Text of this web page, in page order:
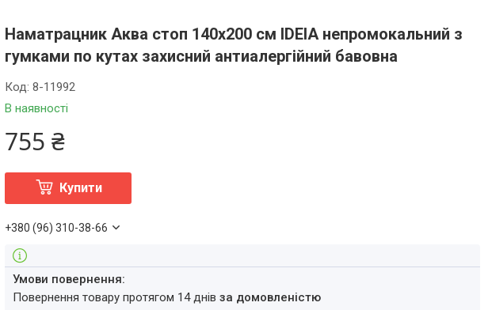
Наматрацник Аква стоп 140х200 см IDEIA непромокальний з
гумками по кутах захисний антиалергійний бавовна
В наявності
Код:8-11992
755 ₴
Купити
+380 (96) 310-38-66
повернення товару протягом 14 днівза домовленістю